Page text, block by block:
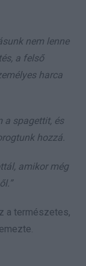
nem lenne
a felső
harca
a spagettit, és
hozzá.
amikor még
a természetes,